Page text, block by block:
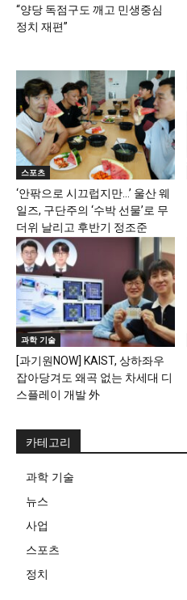
“양당 독점구도 깨고 민생중심
정치 재편”
스포츠
‘안팎으로 시끄럽지만…’ 울산 웨
일즈, 구단주의 ‘수박 선물’로 무
더위 날리고 후반기 정조준
과학 기술
[과기원NOW] KAIST, 상하좌우
잡아당겨도 왜곡 없는 차세대 디
스플레이 개발 外
카테고리
과학 기술
뉴스
사업
스포츠
정치